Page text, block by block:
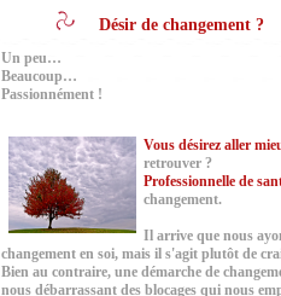
Désir de changement ?
Un peu…
Beaucoup…
Passionnément !
Vous désirez aller
retrouver ?
Professionnelle de
changement.
Il arrive que nous
changement en soi, mais il s'agit plutôt de
Bien au contraire, une démarche de
nous débarrassant des blocages qui nous